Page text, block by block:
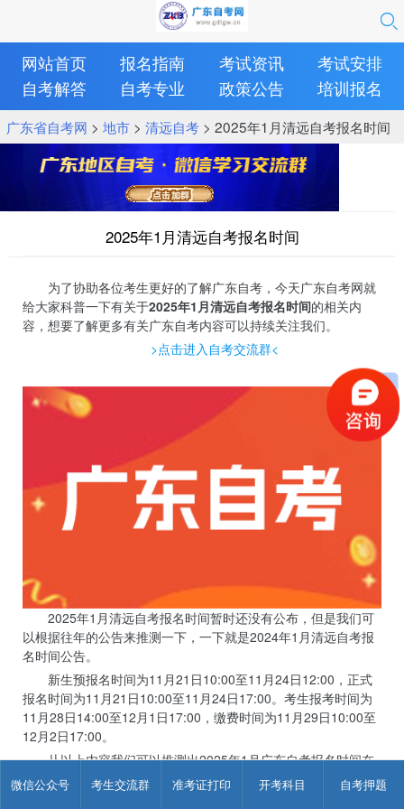
微信公众号 考生交流群 准考证打印 开考科目 自考押题
网站首页 报名指南 考试资讯
考试安排
自考解答
自考专业 政策公告 培训报名
广东省自考网 > 地市> 清远自考> 2025年1月清远自考报名时间
2025年1月清远自考报名时间
为了协助各位考生更好的了解广东自考，今天广东自考网就
给大家科普一下有关于2025年1月清远自考报名时间的相关内
容，想要了解更多有关广东自考内容可以持续关注我们。
>点击进入自考交流群<
2025年1月清远自考报名时间暂时还没有公布，但是我们可
以根据往年的公告来推测一下，一下就是2024年1月清远自考报
名时间公告。
新生预报名时间为11月21日10:00至11月24日12:00，正式
报名时间为11月21日10:00至11月24日17:00。考生报考时间为
11月28日14:00至12月1日17:00，缴费时间为11月29日10:00至
12月2日17:00。
从以上内容我们可以推测出2025年1月广东自考报名时间在
11月底。